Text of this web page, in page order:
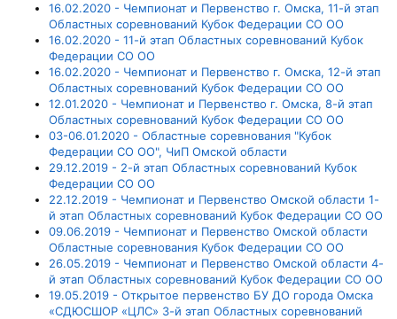
16.02.2020 - Чемпионат и Первенство г. Омска, 11-й этап
Областных соревнований Кубок Федерации СО ОО
16.02.2020 - 11-й этап Областных соревнований Кубок
Федерации СО ОО
16.02.2020 - Чемпионат и Первенство г. Омска, 12-й этап
Областных соревнований Кубок Федерации СО ОО
12.01.2020 - Чемпионат и Первенство г. Омска, 8-й этап
Областных соревнований Кубок Федерации СО ОО
03-06.01.2020 - Областные соревнования "Кубок
Федерации СО ОО", ЧиП Омской области
29.12.2019 - 2-й этап Областных соревнований Кубок
Федерации СО ОО
22.12.2019 - Чемпионат и Первенство Омской области 1-
й этап Областных соревнований Кубок Федерации СО ОО
09.06.2019 - Чемпионат и Первенство Омской области
Областные соревнования Кубок Федерации СО ОО
26.05.2019 - Чемпионат и Первенство Омской области 4-
й этап Областных соревнований Кубок Федерации СО ОО
19.05.2019 - Открытое первенство БУ ДО города Омска
«СДЮСШОР «ЦЛС» 3-й этап Областных соревнований